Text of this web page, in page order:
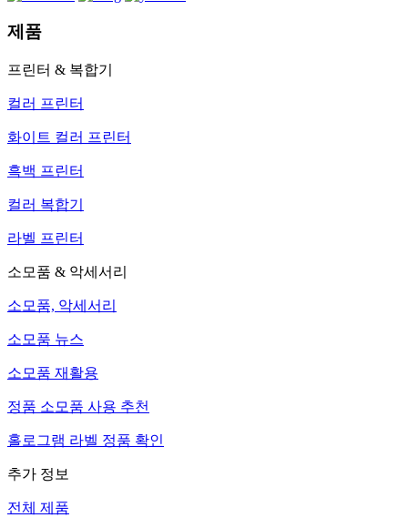
제품
프린터 & 복합기
컬러 프린터
화이트 컬러 프린터
흑백 프린터
컬러 복합기
라벨 프린터
소모품 & 악세서리
소모품, 악세서리
소모품 뉴스
소모품 재활용
정품 소모품 사용 추천
홀로그램 라벨 정품 확인
추가 정보
전체 제품